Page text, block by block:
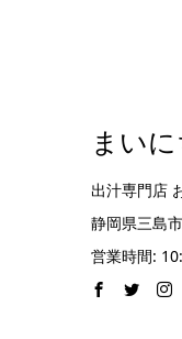
まいに
出汁専門店
静岡県三島
営業時間: